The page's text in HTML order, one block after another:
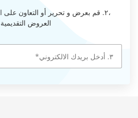
،٢. قم بعرض و تحرير أو التعاون على
العروض التقديمية